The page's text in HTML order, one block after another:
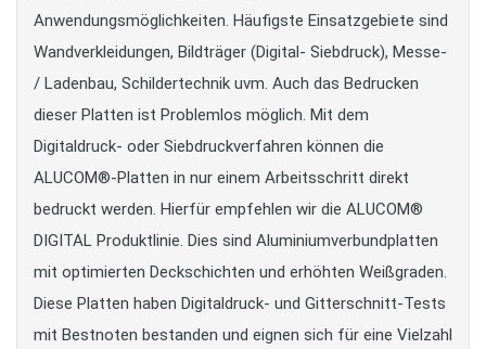
Anwendungsmöglichkeiten. Häufigste Einsatzgebiete sind
Wandverkleidungen, Bildträger (Digital- Siebdruck), Messe-
/ Ladenbau, Schildertechnik uvm. Auch das Bedrucken
dieser Platten ist Problemlos möglich. Mit dem
Digitaldruck- oder Siebdruckverfahren können die
ALUCOM®-Platten in nur einem Arbeitsschritt direkt
bedruckt werden. Hierfür empfehlen wir die ALUCOM®
DIGITAL Produktlinie. Dies sind Aluminiumverbundplatten
mit optimierten Deckschichten und erhöhten Weißgraden.
Diese Platten haben Digitaldruck- und Gitterschnitt-Tests
mit Bestnoten bestanden und eignen sich für eine Vielzahl